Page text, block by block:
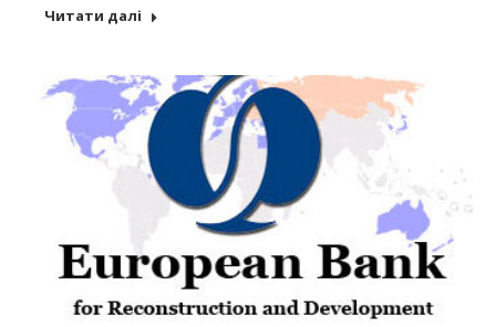
Читати далі